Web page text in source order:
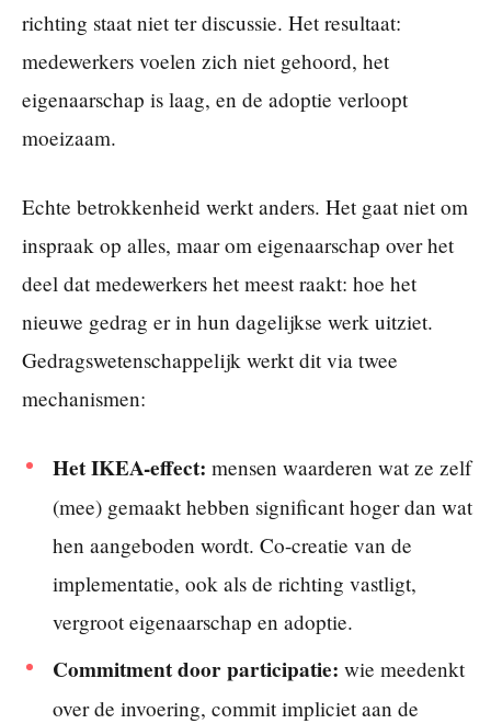
richting staat niet ter discussie. Het resultaat:
medewerkers voelen zich niet gehoord, het
eigenaarschap is laag, en de adoptie verloopt
moeizaam.
Echte betrokkenheid werkt anders. Het gaat niet om
inspraak op alles, maar om eigenaarschap over het
deel dat medewerkers het meest raakt: hoe het
nieuwe gedrag er in hun dagelijkse werk uitziet.
Gedragswetenschappelijk werkt dit via twee
mechanismen:
Het IKEA-effect: mensen waarderen wat ze zelf
(mee) gemaakt hebben significant hoger dan wat
hen aangeboden wordt. Co-creatie van de
implementatie, ook als de richting vastligt,
vergroot eigenaarschap en adoptie.
Commitment door participatie: wie meedenkt
over de invoering, commit impliciet aan de